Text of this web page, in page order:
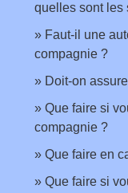
quelles sont les
Faut-il une
compagnie ?
Doit-on
Que faire si
compagnie ?
Que faire en
Que faire si